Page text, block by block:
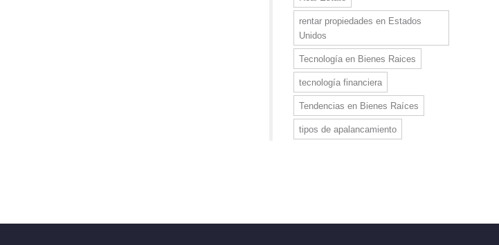
rentar propiedades en Estados
Unidos
Tecnología en Bienes Raices
tecnología financiera
Tendencias en Bienes Raíces
tipos de apalancamiento